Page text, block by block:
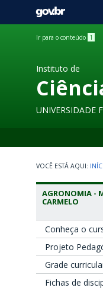
GOVBR
Ir para o conteúdo 1
Instituto de
UNIVERSIDADE
AGRONOMIA -
CARMELO
Conheça o
Projeto
Grade
Fichas de